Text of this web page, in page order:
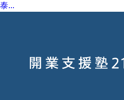
泰...